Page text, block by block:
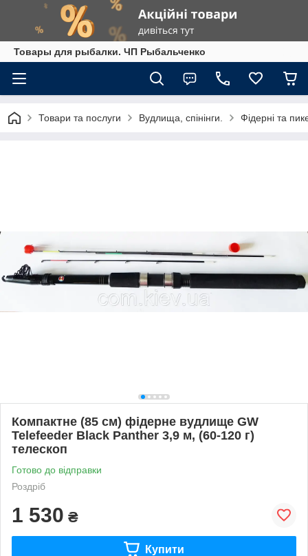
Товары для рыбалки. ЧП Рыбальченко
Товари та послуги Вудлища, спінінги. Фідерні та
Компактне (85 см) фідерне вудлище GW
Telefeeder Black Panther 3,9 м, (60-120 г)
телескоп
Готово до відправки
Роздріб
1 530 ₴
Купити